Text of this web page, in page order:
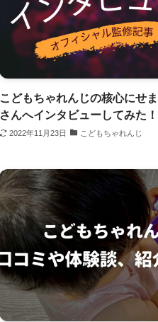
こどもちゃれんじの核心にせ
さんへインタビューしてみた！
2022年11月23日 こどもちゃれんじ